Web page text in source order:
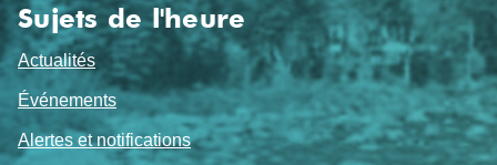
Sujets de l'heure
Actualités
Événements
Alertes et notifications